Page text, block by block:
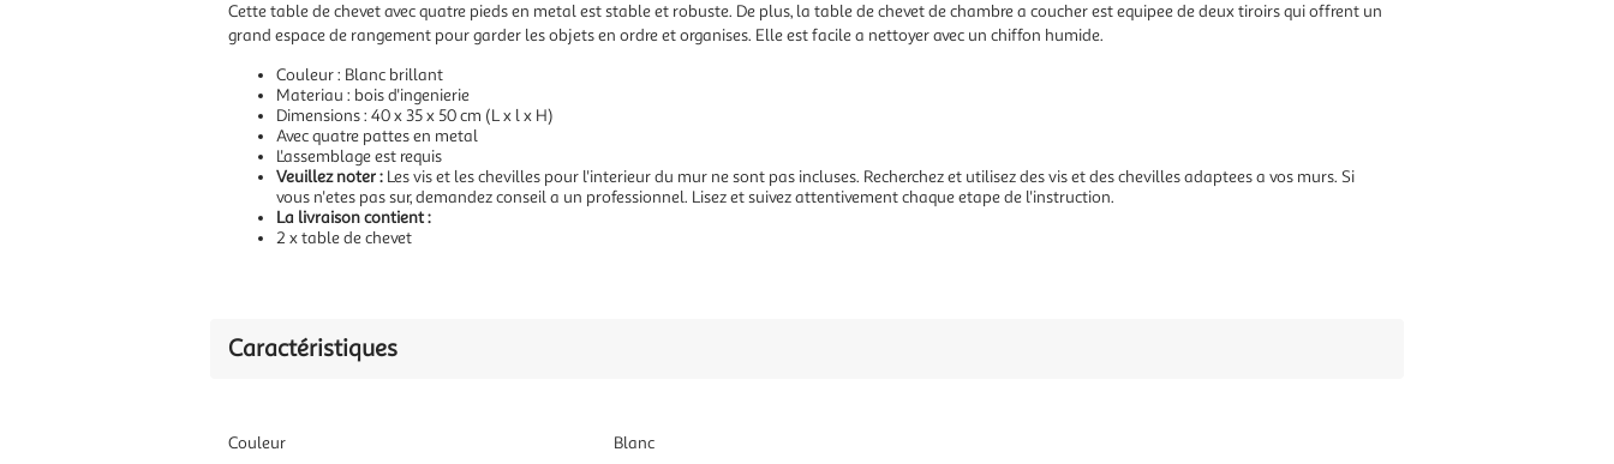
Cette table de chevet avec quatre pieds en metal est stable et robuste. De plus, la table de chevet de chambre a coucher est equipee de deux tiroirs qui offrent un
grand espace de rangement pour garder les objets en ordre et organises. Elle est facile a nettoyer avec un chiffon humide.
Couleur : Blanc brillant
Materiau : bois d'ingenierie
Dimensions : 40 x 35 x 50 cm (L x l x H)
Avec quatre pattes en metal
L'assemblage est requis
Veuillez noter : Les vis et les chevilles pour l'interieur du mur ne sont pas incluses. Recherchez et utilisez des vis et des chevilles adaptees a vos murs. Si
vous n'etes pas sur, demandez conseil a un professionnel. Lisez et suivez attentivement chaque etape de l'instruction.
La livraison contient :
2 x table de chevet
Caractéristiques
Couleur
Blanc